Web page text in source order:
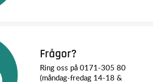
Frågor?
Ring oss på 0171-305 80
(måndag-fredag 14-18 &